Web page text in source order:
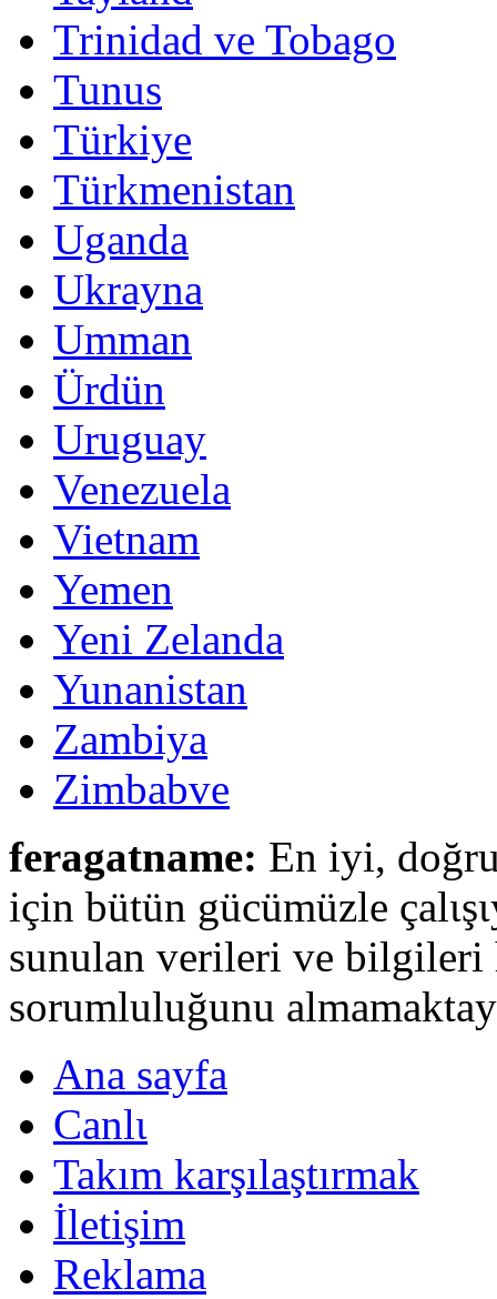
Trinidad ve Tobago
Tunus
Türkiye
Türkmenistan
Uganda
Ukrayna
Umman
Ürdün
Uruguay
Venezuela
Vietnam
Yemen
Yeni Zelanda
Yunanistan
Zambiya
Zimbabve
feragatname: En iyi,
için bütün gücümüzle
sunulan verileri ve bilgileri
sorumluluğunu
Ana sayfa
Canlι
Takım karşılaştırmak
İletişim
Reklama